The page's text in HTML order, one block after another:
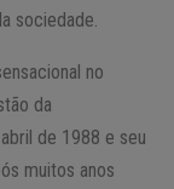
sociedade.
no
da
de 1988 e seu
muitos anos